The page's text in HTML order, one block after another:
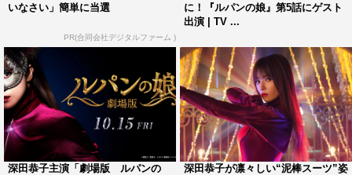
ージが固まっていたので、皆さんにお任せしました。あと
は現場に入った時の空気感でお芝居をさせていただきまし
た。美羽は、ただ色気を振りまくだけのキャラではなく
て、“強さ”もあるけど男性不信のような“弱さ”もあって、
複雑な思いを抱えているのかなって。ストーリー自体はフ
ァンタジーだけど、女性の等身大の悩みを投影しているの
ではないでしょうか。だけど美羽のむき出しの感情を、深
田さんとのシーンで感じ取っていただけたらうれしいで
いなさい」簡単に当選
PR(合同会社デジタルファーム )
に！『ルパンの娘』第5話にゲスト
出演 | TV ...
深田恭子主演「劇場版 ルパンの
深田恭子が凛々しい“泥棒スーツ”姿